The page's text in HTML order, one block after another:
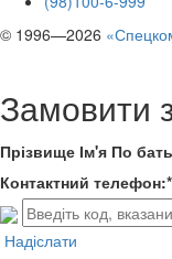
© 1996—2026
Замовити
Прізвище Ім'я По
Контактний телефон:*
Надіслати